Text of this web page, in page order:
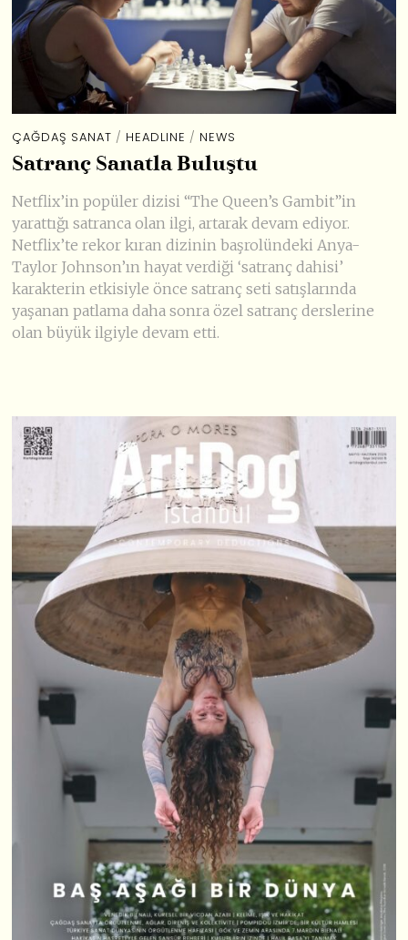
ÇAĞDAŞ SANAT / HEADLINE / NEWS
Satranç Sanatla Buluştu
Netflix’in popüler dizisi “The Queen’s Gambit”in
yarattığı satranca olan ilgi, artarak devam ediyor.
Netflix’te rekor kıran dizinin başrolündeki Anya-
Taylor Johnson’ın hayat verdiği ‘satranç dahisi’
karakterin etkisiyle önce satranç seti satışlarında
yaşanan patlama daha sonra özel satranç derslerine
olan büyük ilgiyle devam etti.